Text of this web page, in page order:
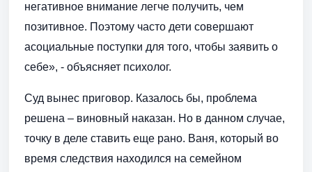
негативное внимание легче получить, чем
позитивное. Поэтому часто дети совершают
асоциальные поступки для того, чтобы заявить о
себе», - объясняет психолог.
Суд вынес приговор. Казалось бы, проблема
решена – виновный наказан. Но в данном случае,
точку в деле ставить еще рано. Ваня, который во
время следствия находился на семейном